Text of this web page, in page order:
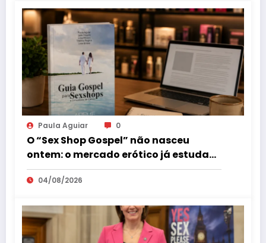
Paula Aguiar 0
O “Sex Shop Gospel” não nasceu
ontem: o mercado erótico já estuda
esse consumidor há mais de uma
década
04/08/2026